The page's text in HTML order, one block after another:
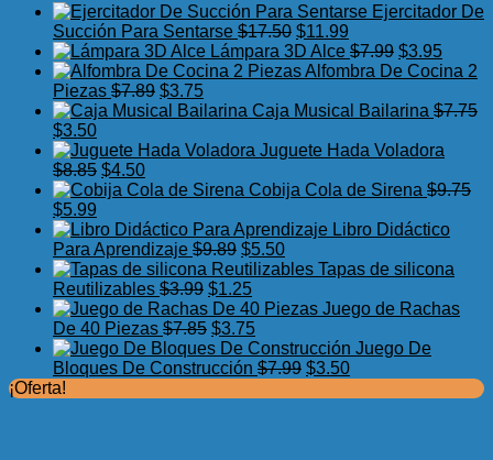
Ejercitador De
Succión Para Sentarse $17.50 El
precio
original
$17.50.
$11.99
precio
actual
$11.99.
Lámpara 3D Alce $7.99 El
precio
era:
$3.95El
precio
es:
Alfombra De Cocina 2
Piezas $7.89 El
precio
era:
$3.75El
precio
es:
Caja Musical Bailarina $7.75
El
precio
original
era:
$7.75.
$3.50El
precio
actual
es:
Juguete Hada Voladora
$8.85 El
precio
era:
$8.85.
$4.50El
precio
es:
$4.50.
Cobija Cola de Sirena $9.75
El
precio
original
era:
$9.75.
$5.99
precio
actual
es:
$5.99.
Libro Didáctico
Para Aprendizaje $9.89 El
precio
original
era:
$9.89.
$5.50El
precio
es:
Tapas de silicona
Reutilizables $3.99 El
precio
original
era:
$3.99.
$1.25El
precio
actual
es:
$1.25.
Juego de Rachas
De 40 Piezas $7.85 El
precio
original
$3.75El
precio
actual
Juego De
Bloques De Construcción $7.99 El
$3.50El
¡Oferta!